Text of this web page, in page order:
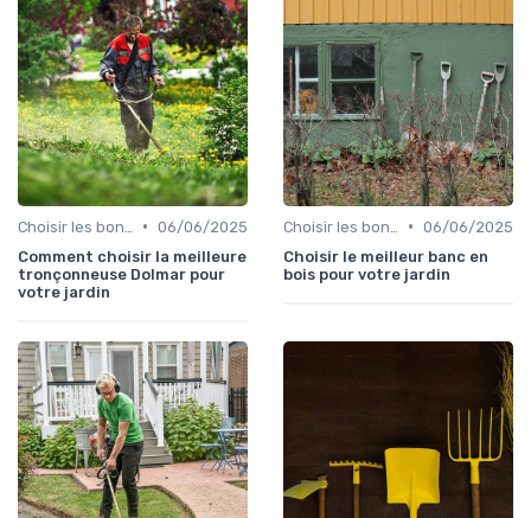
• 06/06/2025
Comment choisir la meilleure
tronçonneuse Dolmar pour
votre jardin
• 06/06/2025
Choisir le meilleur banc en
bois pour votre jardin